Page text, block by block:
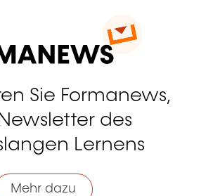
Sie Formanews,
des
Lernens
Mehr dazu